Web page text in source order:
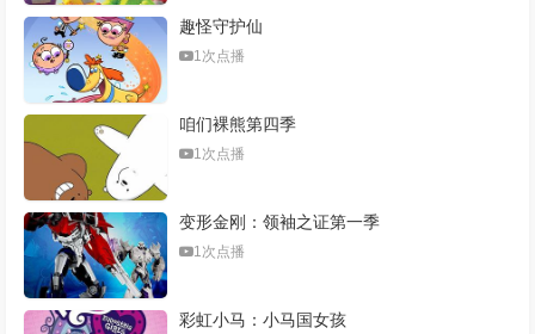
趣怪守护仙
1次点播
咱们裸熊第四季
1次点播
变形金刚：领袖之证第一季
1次点播
彩虹小马：小马国女孩